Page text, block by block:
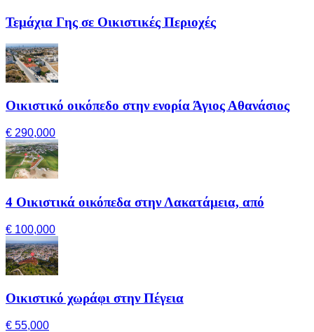
Τεμάχια Γης σε Οικιστικές Περιοχές
Οικιστικό οικόπεδο στην ενορία Άγιος Αθανάσιος
€ 290,000
4 Οικιστικά οικόπεδα στην Λακατάμεια, από
€ 100,000
Οικιστικό χωράφι στην Πέγεια
€ 55,000